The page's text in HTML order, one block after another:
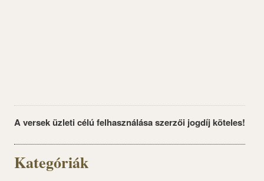
A versek üzleti célú felhasználása szerzői jogdíj köteles!
Kategóriák